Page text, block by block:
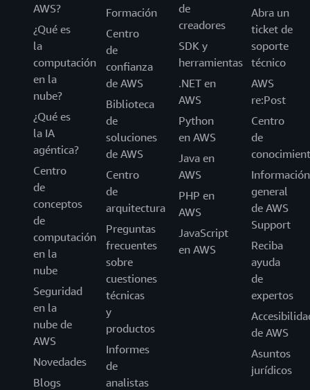
AWS?
¿Qué es
la
computación
en la
nube?
¿Qué es
la IA
agéntica?
Centro
de
conceptos
de
computación
en la
nube
Seguridad
en la
nube de
AWS
Novedades
Blogs
Formación
Centro
de
confianza
de AWS
Biblioteca
de
soluciones
de AWS
Centro
de
arquitectura
Preguntas
frecuentes
sobre
cuestiones
técnicas
y
productos
Informes
de
analistas
de
creadores
SDK y
herramientas
.NET en
AWS
Python
en AWS
Java en
AWS
PHP en
AWS
JavaScript
en AWS
Abra un
ticket de
soporte
técnico
AWS
re:Post
Centro
de
Información
general
de AWS
Support
Reciba
ayuda
de
expertos
de AWS
Asuntos
jurídicos